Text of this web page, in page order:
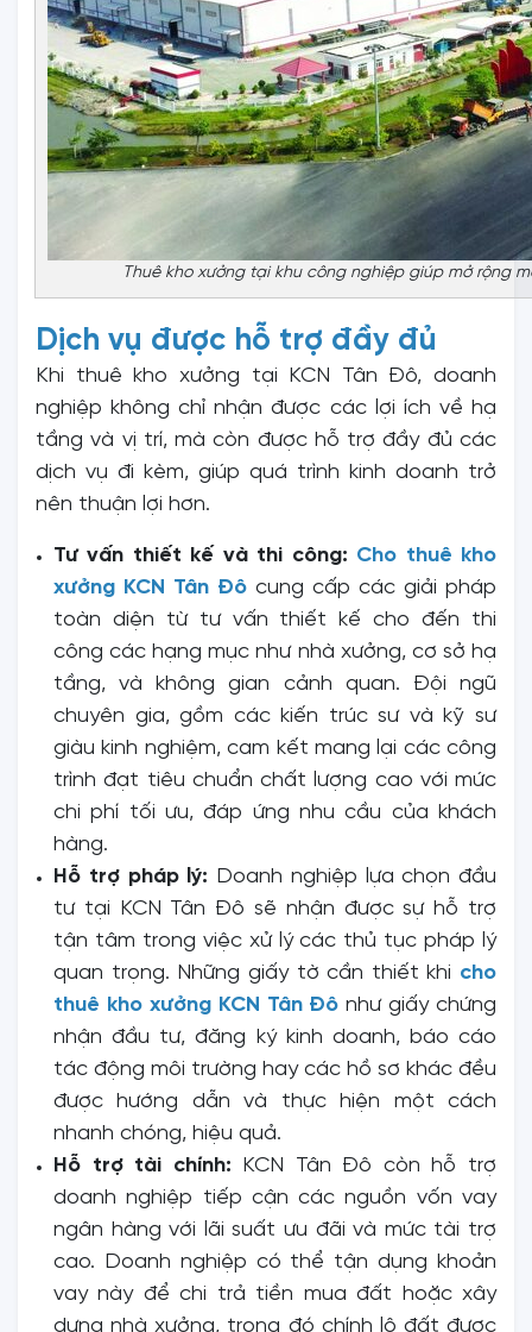
Thuê kho xưởng tại khu công nghiệp giúp mở rộng
Dịch vụ được hỗ trợ đầy đủ
Khi thuê kho xưởng tại KCN Tân Đô, doanh
nghiệp không chỉ nhận được các lợi ích về hạ
tầng và vị trí, mà còn được hỗ trợ đầy đủ các
dịch vụ đi kèm, giúp quá trình kinh doanh trở
nên thuận lợi hơn.
Tư vấn thiết kế và thi công: Cho thuê kho
xưởng KCN Tân Đô cung cấp các giải pháp
toàn diện từ tư vấn thiết kế cho đến thi
công các hạng mục như nhà xưởng, cơ sở hạ
tầng, và không gian cảnh quan. Đội ngũ
chuyên gia, gồm các kiến trúc sư và kỹ sư
giàu kinh nghiệm, cam kết mang lại các công
trình đạt tiêu chuẩn chất lượng cao với mức
chi phí tối ưu, đáp ứng nhu cầu của khách
hàng.
Hỗ trợ pháp lý: Doanh nghiệp lựa chọn đầu
tư tại KCN Tân Đô sẽ nhận được sự hỗ trợ
tận tâm trong việc xử lý các thủ tục pháp lý
quan trọng. Những giấy tờ cần thiết khi cho
thuê kho xưởng KCN Tân Đônhư giấy chứng
nhận đầu tư, đăng ký kinh doanh, báo cáo
tác động môi trường hay các hồ sơ khác đều
được hướng dẫn và thực hiện một cách
nhanh chóng, hiệu quả.
Hỗ trợ tài chính:
KCN Tân Đô còn hỗ trợ
doanh nghiệp tiếp cận các nguồn vốn vay
ngân hàng với lãi suất ưu đãi và mức tài trợ
cao. Doanh nghiệp có thể tận dụng khoản
vay này để chi trả tiền mua đất hoặc xây
dựng nhà xưởng, trong đó chính lô đất được